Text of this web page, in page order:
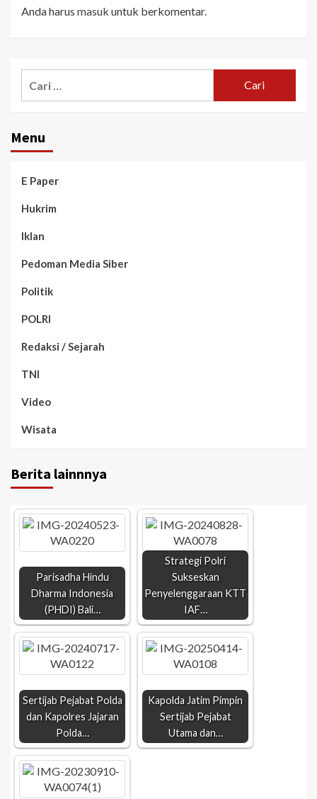
Anda harus masuk untuk berkomentar.
Menu
E Paper
Hukrim
Iklan
Pedoman Media Siber
Politik
POLRI
Redaksi / Sejarah
TNI
Video
Wisata
Berita lainnnya
Parisadha Hindu
Dharma Indonesia
(PHDI) Bali…
Strategi Polri
Sukseskan
Penyelenggaraan KTT
IAF…
Sertijab Pejabat Polda
dan Kapolres Jajaran
Polda…
Kapolda Jatim Pimpin
Sertijab Pejabat
Utama dan…